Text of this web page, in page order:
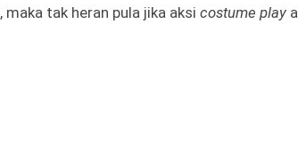
, maka tak heran pula jika aksi costume play